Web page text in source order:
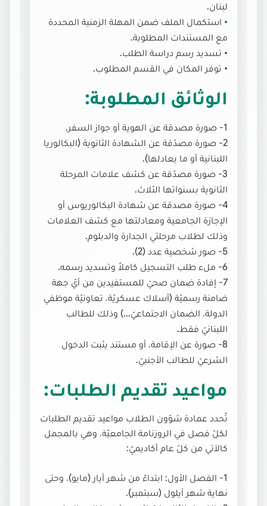
لبنان.
• استكمال الملف ضمن المهلة الزمنية المحددة
مع المستندات المطلوبة.
• تسديد رسم دراسة الطلب.
• توفر المكان في القسم المطلوب.
الوثائق المطلوبة:
1- صورة مصدقة عن الهوية أو جواز السفر.
2- صورة مصدّقة عن الشهادة الثانوية (البكالوريا
اللبنانية أو ما يعادلها).
3- صورة مصدّقة عن كشف علامات المرحلة
الثانوية بسنواتها الثلاث.
4- صورة مصدقة عن شهادة البكالوريوس أو
الإجازة الجامعية ومعادلتها مع كشف العلامات
وذلك لطلاب مرحلتي الجدارة والدبلوم.
5- صور شخصية عدد (2).
6- ملء طلب التسجيل كاملاً وتسديد رسمه.
7- إفادة ضمان صحيّ للمستفيدين من أيّ جهة
ضامنة رسميّة (أسلاك عسكريّة، تعاونيّة موظفي
الدولة، الضمان الاجتماعيّ...) وذلك للطالب
اللبنانيّ فقط.
8- صورة عن الإقامة، أو مستند يثبت الدخول
الشرعيّ للطالب الأجنبيّ.
مواعيد تقديم الطلبات:
تُحدد عمادة شؤون الطلاب مواعيد تقديم الطلبات
لكلّ فصل في الروزنامة الجامعيّة، وهي بالمجمل
كالآتي من كلّ عام أكاديميّ:
1- الفصل الأول: ابتداءً من شهر أيار (مايو)، وحتى
نهاية شهر أيلول (سبتمبر).